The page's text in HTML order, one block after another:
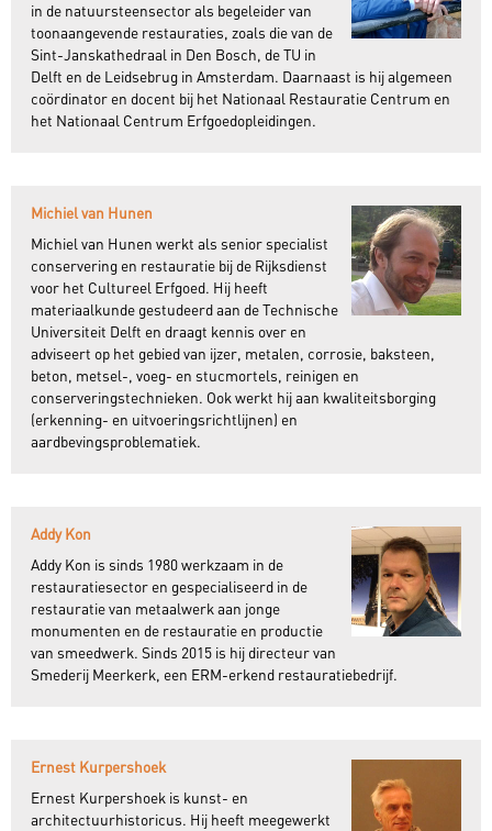
in de natuursteensector als begeleider van
toonaangevende restauraties, zoals die van de
Sint-Janskathedraal in Den Bosch, de TU in
Delft en de Leidsebrug in Amsterdam. Daarnaast is hij algemeen
coördinator en docent bij het Nationaal Restauratie Centrum en
het Nationaal Centrum Erfgoedopleidingen.
Michiel van Hunen
Michiel van Hunen werkt als senior specialist
conservering en restauratie bij de Rijksdienst
voor het Cultureel Erfgoed. Hij heeft
materiaalkunde gestudeerd aan de Technische
Universiteit Delft en draagt kennis over en
adviseert op het gebied van ijzer, metalen, corrosie, baksteen,
beton, metsel-, voeg- en stucmortels, reinigen en
conserveringstechnieken. Ook werkt hij aan kwaliteitsborging
(erkenning- en uitvoeringsrichtlijnen) en
aardbevingsproblematiek.
Addy Kon
Addy Kon is sinds 1980 werkzaam in de
restauratiesector en gespecialiseerd in de
restauratie van metaalwerk aan jonge
monumenten en de restauratie en productie
van smeedwerk. Sinds 2015 is hij directeur van
Smederij Meerkerk, een ERM-erkend restauratiebedrijf.
Ernest Kurpershoek
Ernest Kurpershoek is kunst- en
architectuurhistoricus. Hij heeft meegewerkt